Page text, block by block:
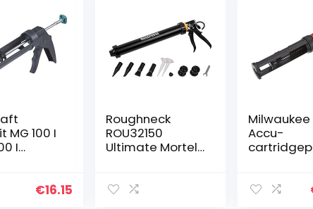
MG 100 I
I
zelf
€16.15
Roughneck
ROU32150
Ultimate Mortel
Milwaukee
Accu-